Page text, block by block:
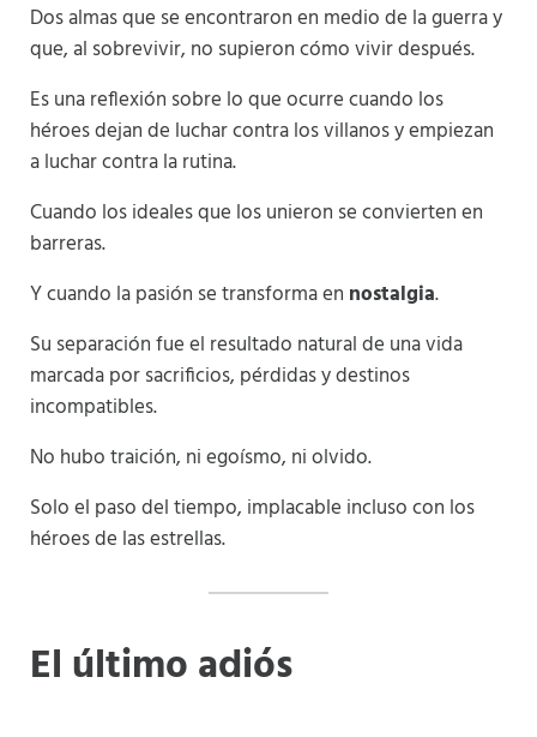
Dos almas que se encontraron en medio de la guerra y
que, al sobrevivir, no supieron cómo vivir después.
Es una reflexión sobre lo que ocurre cuando los
héroes dejan de luchar contra los villanos y empiezan
a luchar contra la rutina.
Cuando los ideales que los unieron se convierten en
barreras.
Y cuando la pasión se transforma en nostalgia.
Su separación fue el resultado natural de una vida
marcada por sacrificios, pérdidas y destinos
incompatibles.
No hubo traición, ni egoísmo, ni olvido.
Solo el paso del tiempo, implacable incluso con los
héroes de las estrellas.
El último adiós